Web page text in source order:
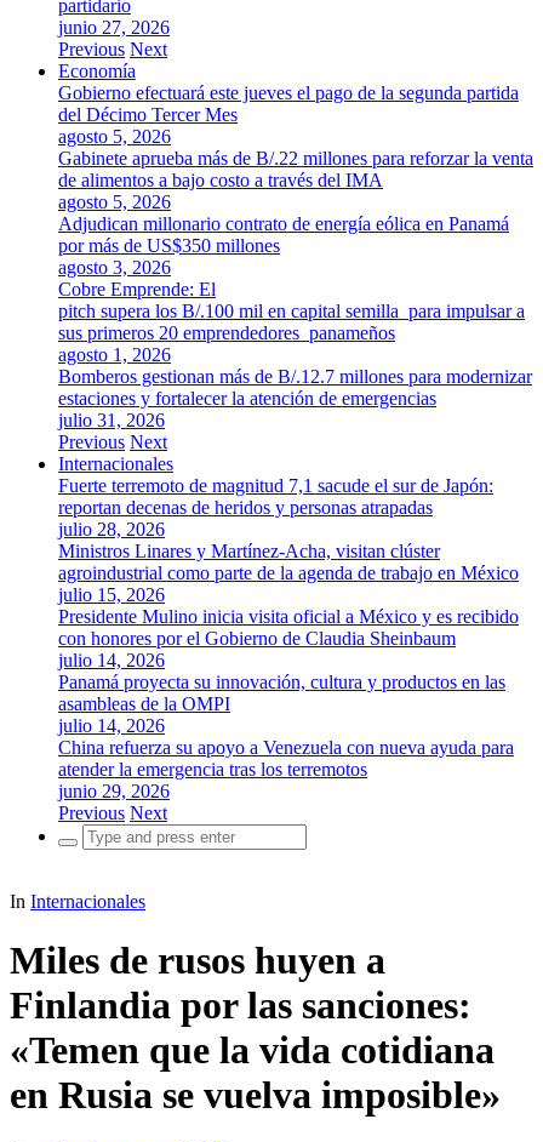
partidario
junio 27, 2026
Previous Next
Economía
Gobierno efectuará este jueves el pago de la segunda partida
del Décimo Tercer Mes
agosto 5, 2026
Gabinete aprueba más de B/.22 millones para reforzar la venta
de alimentos a bajo costo a través del IMA
agosto 5, 2026
Adjudican millonario contrato de energía eólica en Panamá
por más de US$350 millones
agosto 3, 2026
Cobre Emprende: El
pitch supera los B/.100 mil en capital semilla para impulsar a
sus primeros 20 emprendedores panameños
agosto 1, 2026
Bomberos gestionan más de B/.12.7 millones para modernizar
estaciones y fortalecer la atención de emergencias
julio 31, 2026
Previous Next
Internacionales
Fuerte terremoto de magnitud 7,1 sacude el sur de Japón:
reportan decenas de heridos y personas atrapadas
julio 28, 2026
Ministros Linares y Martínez-Acha, visitan clúster
agroindustrial como parte de la agenda de trabajo en México
julio 15, 2026
Presidente Mulino inicia visita oficial a México y es recibido
con honores por el Gobierno de Claudia Sheinbaum
julio 14, 2026
Panamá proyecta su innovación, cultura y productos en las
asambleas de la OMPI
julio 14, 2026
China refuerza su apoyo a Venezuela con nueva ayuda para
atender la emergencia tras los terremotos
junio 29, 2026
Previous Next
Search
for:
In Internacionales
Miles de rusos huyen a
Finlandia por las sanciones:
«Temen que la vida cotidiana
en Rusia se vuelva imposible»